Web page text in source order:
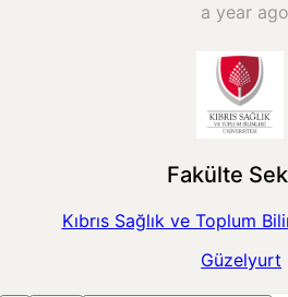
a year ago
Fakülte
Kıbrıs Sağlık ve Toplum
Güzelyurt